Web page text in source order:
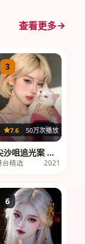
查看更多
3
19集
7.6 50万次播放
沙咀追光案 第1
台精选 2021
6